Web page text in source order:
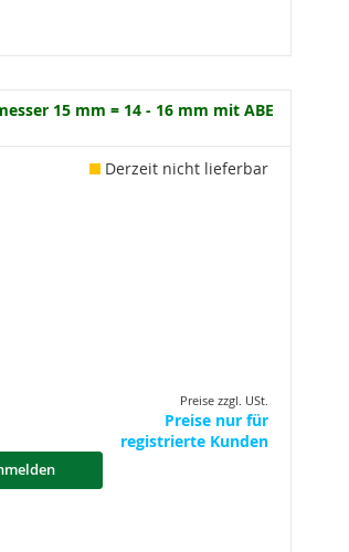
15 mm = 14 - 16 mm mit ABE
Derzeit nicht lieferbar
Preise zzgl. USt.
Preise nur für
registrierte Kunden